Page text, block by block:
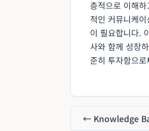
층적으로 이해
적인 커뮤니케
이 필요합니다.
사와 함께 성장
준히 투자함으
← Knowledge